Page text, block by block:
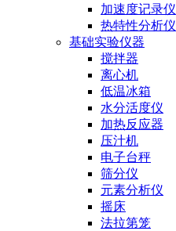
加速度记录仪
热特性分析仪
基础实验仪器
搅拌器
离心机
低温冰箱
水分活度仪
加热反应器
压汁机
电子台秤
筛分仪
元素分析仪
摇床
法拉第笼